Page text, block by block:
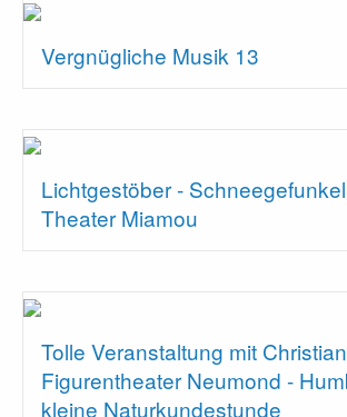
Vergnügliche Musik 13
Lichtgestöber -
Theater Miamou
Tolle Veranstaltung mit
Figurentheater Neumond -
kleine Naturkundestunde